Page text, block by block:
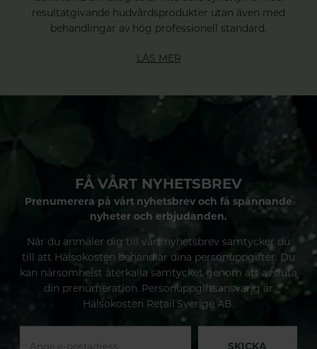
resultatgivande hudvårdsprodukter utan även med
behandlingar av hög professionell standard.
LÄS MER
FÅ VÅRT NYHETSBREV
Prenumerera på vårt nyhetsbrev och få spännande
nyheter och erbjudanden.
När du anmäler dig till vårt nyhetsbrev samtycker du
till att Hälsokosten behandlar dina personuppgifter. Du
kan närsomhelst återkalla samtycket genom att avsluta
din prenumeration. Personuppgiftsansvarig är
Hälsokosten Retail Sverige AB.
SKICKA